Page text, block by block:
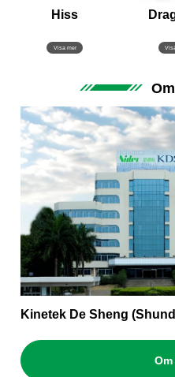
Hiss
Visa mer
Kinetek De Sheng